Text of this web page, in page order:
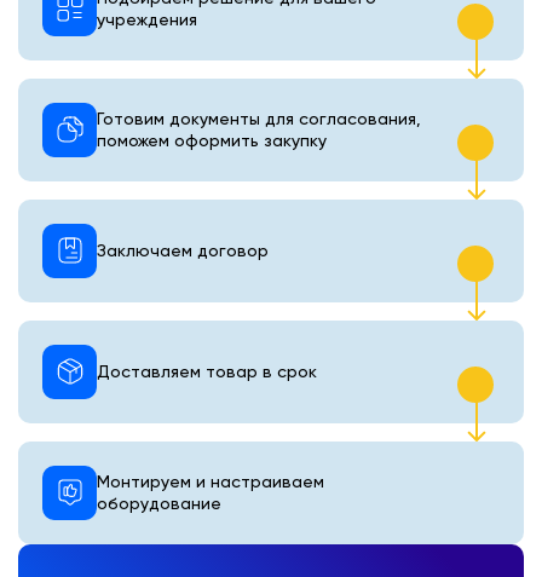
учреждения
Готовим документы для согласования,
поможем оформить закупку
Монтируем и настраиваем
оборудование
Доставляем товар в срок
Заключаем договор